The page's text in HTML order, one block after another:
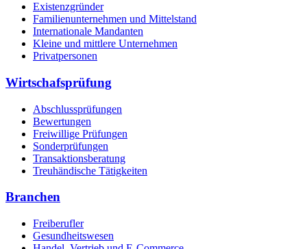
Existenzgründer
Familienunternehmen und Mittelstand
Internationale Mandanten
Kleine und mittlere Unternehmen
Privatpersonen
Wirtschafsprüfung
Abschlussprüfungen
Bewertungen
Freiwillige Prüfungen
Sonderprüfungen
Transaktionsberatung
Treuhändische Tätigkeiten
Branchen
Freiberufler
Gesundheitswesen